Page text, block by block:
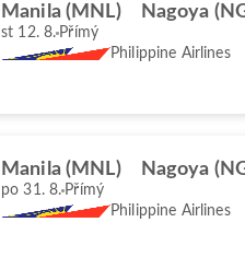
Manila (MNL) Nagoya
st 12. 8. Přímý
Philippine Airlines
Manila (MNL) Nagoya
po 31. 8. Přímý
Philippine Airlines